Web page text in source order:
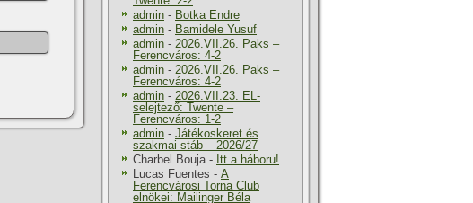
admin - Botka Endre
admin - Bamidele Yusuf
admin - 2026.VII.26. Paks –
Ferencváros: 4-2
admin - 2026.VII.26. Paks –
Ferencváros: 4-2
admin - 2026.VII.23. EL-
selejtező: Twente –
Ferencváros: 1-2
admin - Játékoskeret és
szakmai stáb – 2026/27
Charbel Bouja- Itt a háboru!
Lucas Fuentes - A
Ferencvárosi Torna Club
elnökei: Mailinger Béla